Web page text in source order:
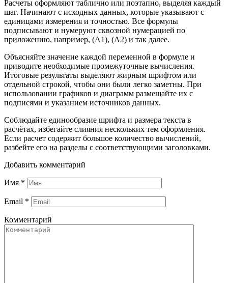
Расчеты оформляют таблично или поэтапно, выделяя каждый
шаг. Начинают с исходных данных, которые указывают с
единицами измерения и точностью. Все формулы
подписывают и нумеруют сквозной нумерацией по
приложению, например, (А1), (А2) и так далее.
Объясняйте значение каждой переменной в формуле и
приводите необходимые промежуточные вычисления.
Итоговые результаты выделяют жирным шрифтом или
отдельной строкой, чтобы они были легко заметны. При
использовании графиков и диаграмм размещайте их с
подписями и указанием источников данных.
Соблюдайте единообразие шрифта и размера текста в
расчётах, избегайте слияния нескольких тем оформления.
Если расчет содержит большое количество вычислений,
разбейте его на разделы с соответствующими заголовками.
Добавить комментарий
Имя *
Email *
Комментарий